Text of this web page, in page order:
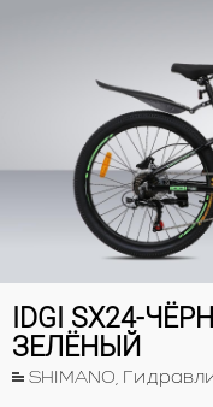
IDGI SX24-
ЗЕЛЁНЫЙ
SHIMANO,